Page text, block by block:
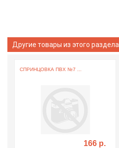
Другие товары из этого раздела
СПРИНЦОВКА ПВХ №7 ...
166 р.